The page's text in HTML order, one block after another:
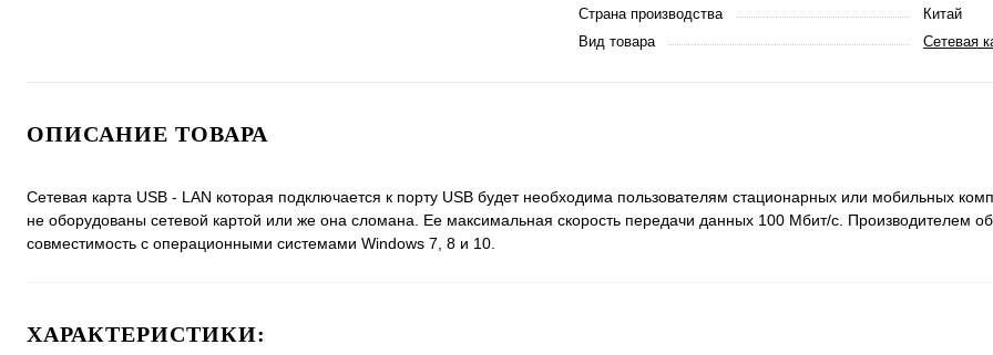
Страна производства
Китай
Вид товара
Сетевая
ОПИСАНИЕ ТОВАРА
Сетевая карта USB - LAN которая подключается к порту USB будет необходима пользователям стационарных или мобильных
не оборудованы сетевой картой или же она сломана. Ее максимальная скорость передачи данных 100 Мбит/с. Производителем
совместимость с операционными системами Windows 7, 8 и 10.
ХАРАКТЕРИСТИКИ: